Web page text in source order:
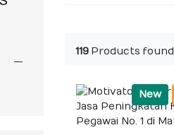
119 Products found
New